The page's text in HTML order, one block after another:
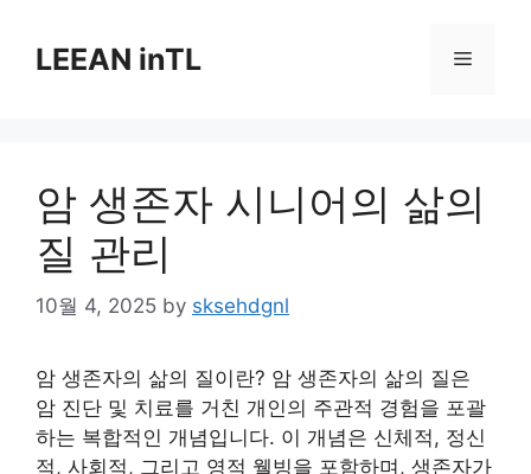
contentLEEAN inTL Menu
암 생존자 시니어의 삶의
질 관리
10월 4, 2025 by sksehdgnl
암 생존자의 삶의 질이란? 암 생존자의 삶의 질은
암 진단 및 치료를 거친 개인의 주관적 경험을 포괄
하는 복합적인 개념입니다. 이 개념은 신체적, 정신
적, 사회적, 그리고 영적 웰빙을 포함하며, 생존자가